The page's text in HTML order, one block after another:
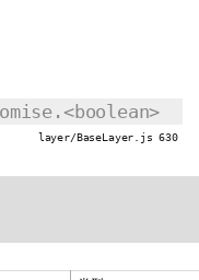
layer/BaseLayer.js 630